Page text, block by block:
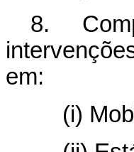
8.
em:
(i)